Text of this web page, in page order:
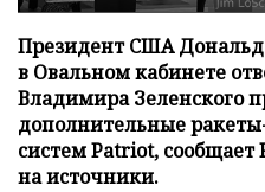
Президент США
в Овальном кабинете
Владимира Зеленского
дополнительные
систем Patriot, сообщает
на источники.